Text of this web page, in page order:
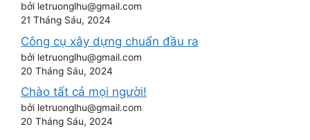
bởi letruonglhu@gmail.com
21 Tháng Sáu, 2024
Công cụ xây dựng chuẩn đầu ra
bởi letruonglhu@gmail.com
20 Tháng Sáu, 2024
Chào tất cả mọi người!
bởi letruonglhu@gmail.com
20 Tháng Sáu, 2024